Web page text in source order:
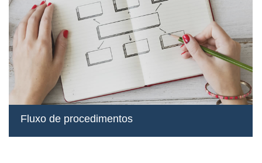
Fluxo de procedimentos